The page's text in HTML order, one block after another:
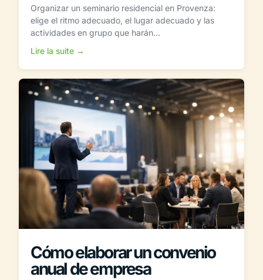
Organizar un seminario residencial en Provenza:
elige el ritmo adecuado, el lugar adecuado y las
actividades en grupo que harán...
Lire la suite →
Cómo elaborar un convenio
anual de empresa